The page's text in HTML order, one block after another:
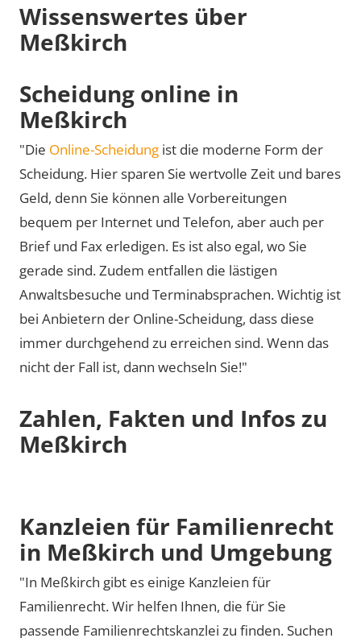
Wissenswertes über
Meßkirch
Scheidung online in
Meßkirch
"Die Online-Scheidung ist die moderne Form der
Scheidung. Hier sparen Sie wertvolle Zeit und bares
Geld, denn Sie können alle Vorbereitungen
bequem per Internet und Telefon, aber auch per
Brief und Fax erledigen. Es ist also egal, wo Sie
gerade sind. Zudem entfallen die lästigen
Anwaltsbesuche und Terminabsprachen. Wichtig ist
bei Anbietern der Online-Scheidung, dass diese
immer durchgehend zu erreichen sind. Wenn das
nicht der Fall ist, dann wechseln Sie!"
Zahlen, Fakten und Infos zu
Meßkirch
Kanzleien für Familienrecht
in Meßkirch und Umgebung
"In Meßkirch gibt es einige Kanzleien für
Familienrecht. Wir helfen Ihnen, die für Sie
passende Familienrechtskanzlei zu finden. Suchen